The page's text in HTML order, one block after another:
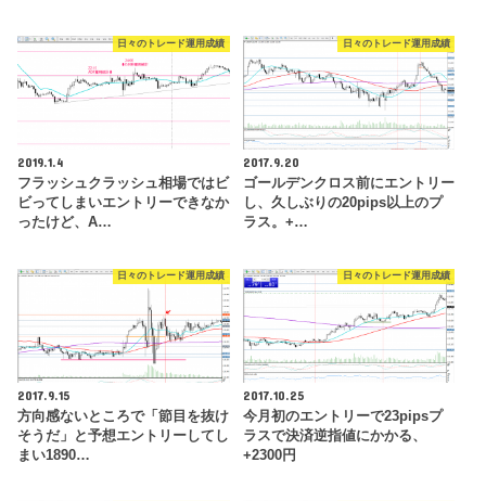
日々のトレード運用成績
2019.1.4
フラッシュクラッシュ相場ではビ
ビってしまいエントリーできなか
ったけど、A…
日々のトレード運用成績
2017.9.20
ゴールデンクロス前にエントリー
し、久しぶりの20pips以上のプ
ラス。+…
日々のトレード運用成績
2017.9.15
方向感ないところで「節目を抜け
そうだ」と予想エントリーしてし
まい1890…
日々のトレード運用成績
2017.10.25
今月初のエントリーで23pipsプ
ラスで決済逆指値にかかる、
+2300円